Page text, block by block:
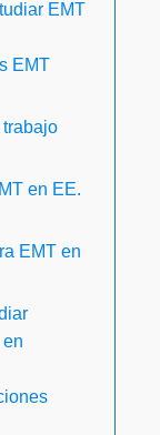
EMT
EMT
trabajo
en EE.
EMT en